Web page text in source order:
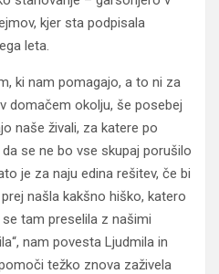
kjer sta podpisala
leta.
ki nam pomagajo, a to ni za
domačem okolju, še posebej
naše živali, za katere po
se ne bo vse skupaj porušilo
je za naju edina rešitev, če bi
našla kakšno hiško, katero
tam preselila z našimi
nam povesta Ljudmila in
težko znova zaživela